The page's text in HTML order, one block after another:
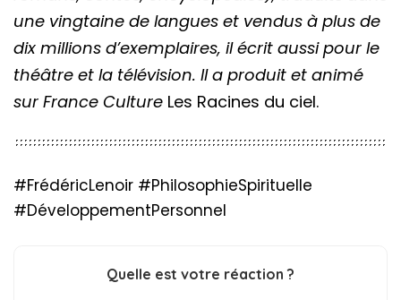
une vingtaine de langues et vendus à plus de
dix millions d’exemplaires, il écrit aussi pour le
théâtre et la télévision. Il a produit et animé
sur France Culture Les Racines du ciel.
#FrédéricLenoir #PhilosophieSpirituelle
#DéveloppementPersonnel
Quelle est votre réaction ?